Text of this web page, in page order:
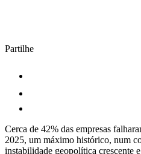
Partilhe
Cerca de 42% das empresas
2025, um máximo histórico, num
instabilidade geopolítica crescente